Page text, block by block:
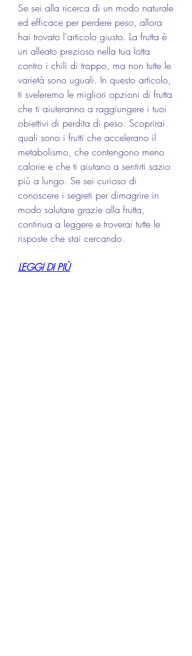
Se sei alla ricerca di un modo naturale
ed efficace per perdere peso, allora
hai trovato l'articolo giusto. La frutta è
un alleato prezioso nella tua lotta
contro i chili di troppo, ma non tutte le
varietà sono uguali. In questo articolo,
ti sveleremo le migliori opzioni di frutta
che ti aiuteranno a raggiungere i tuoi
obiettivi di perdita di peso. Scoprirai
quali sono i frutti che accelerano il
metabolismo, che contengono meno
calorie e che ti aiutano a sentirti sazio
più a lungo. Se sei curioso di
conoscere i segreti per dimagrire in
modo salutare grazie alla frutta,
continua a leggere e troverai tutte le
risposte che stai cercando.
LEGGI DI PIÙ